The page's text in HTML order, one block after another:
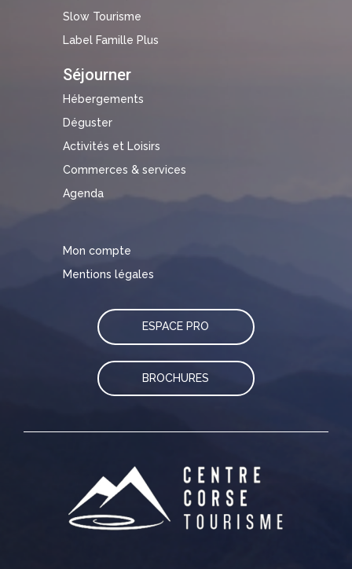
Slow Tourisme
Label Famille Plus
Séjourner
Hébergements
Déguster
Activités et Loisirs
Commerces & services
Agenda
Mon compte
Mentions légales
ESPACE PRO
BROCHURES